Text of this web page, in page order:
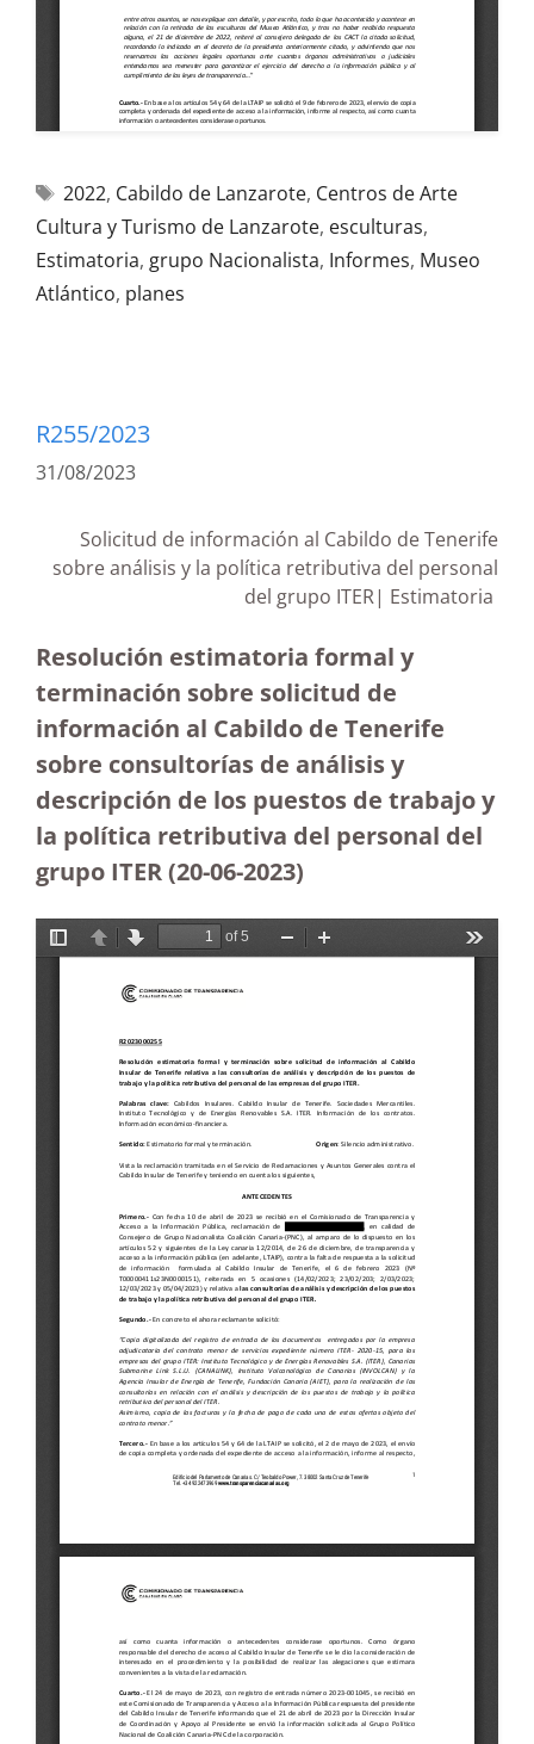
2022, Cabildo de Lanzarote, Centros de Arte
Cultura y Turismo de Lanzarote, esculturas,
Estimatoria, grupo Nacionalista, Informes, Museo
Atlántico, planes
R255/2023
31/08/2023
Solicitud de información al Cabildo de Tenerife
sobre análisis y la política retributiva del personal
del grupo ITER| Estimatoria
Resolución estimatoria formal y
terminación sobre solicitud de
información al Cabildo de Tenerife
sobre consultorías de análisis y
descripción de los puestos de trabajo y
la política retributiva del personal del
grupo ITER (20-06-2023)